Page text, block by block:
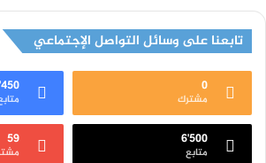
تابعنا على وسائل التواصل الإجتماعي
0
مشترك
6٬500
متابع
59